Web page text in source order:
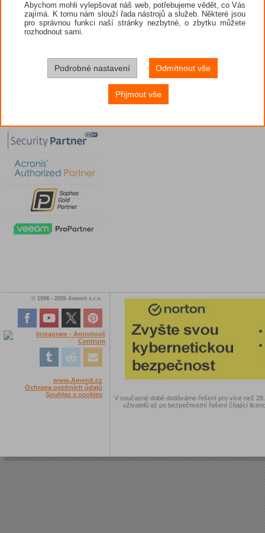
© 1998 - 2026 Amenit s.r.o.
www.Amenit.cz
Ochrana osobních údajů
Souhlas s cookies
V současné době dodáváme řešení pro více než
uživatelů až po bezpečnostní řešení čítající
Abychom mohli vylepšovat náš web, potřebujeme vědět, co Vás
zajímá. K tomu nám slouží řada nástrojů a služeb. Některé jsou
pro správnou funkci naší stránky nezbytné, o zbytku můžete
rozhodnout sami.
Podrobné nastavení Odmítnout vše
Přijmout vše